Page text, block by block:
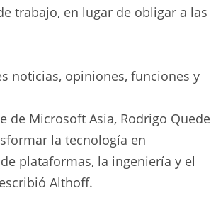
trabajo, en lugar de obligar a las
noticias, opiniones, funciones y
de Microsoft Asia, Rodrigo Quede
la tecnología en
plataformas, la ingeniería y el
Althoff.